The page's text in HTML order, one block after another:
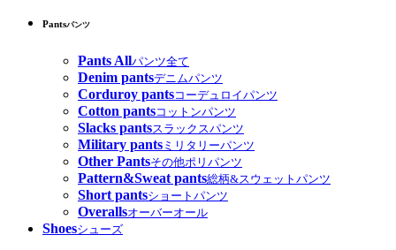
Pantsパンツ
Pants Allパンツ全て
Denim pantsデニムパンツ
Corduroy pantsコーデュロイパンツ
Cotton pantsコットンパンツ
Slacks pantsスラックスパンツ
Military pants ミリタリーパンツ
Other Pantsその他ポリパンツ
Pattern&Sweat pants総柄&スウェットパンツ
Short pantsショートパンツ
Overallsオーバーオール
Shoesシューズ